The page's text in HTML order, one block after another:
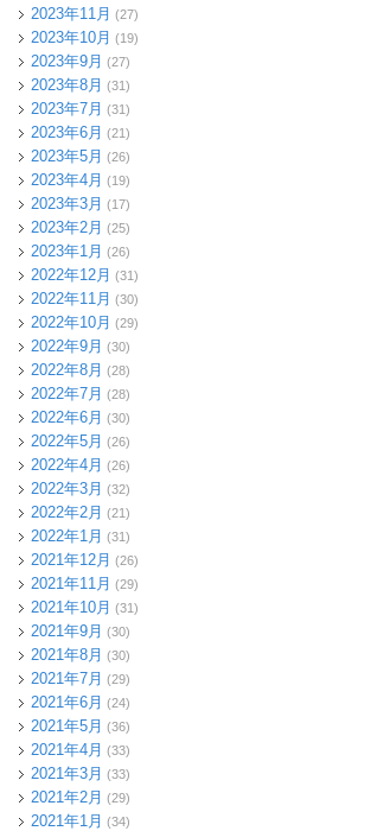
2023年11月 (27)
2023年10月 (19)
2023年9月 (27)
2023年8月 (31)
2023年7月 (31)
2023年6月 (21)
2023年5月 (26)
2023年4月 (19)
2023年3月 (17)
2023年2月 (25)
2023年1月 (26)
2022年12月 (31)
2022年11月 (30)
2022年10月 (29)
2022年9月 (30)
2022年8月 (28)
2022年7月 (28)
2022年6月 (30)
2022年5月 (26)
2022年4月 (26)
2022年3月 (32)
2022年2月 (21)
2022年1月 (31)
2021年12月 (26)
2021年11月 (29)
2021年10月 (31)
2021年9月 (30)
2021年8月 (30)
2021年7月 (29)
2021年6月 (24)
2021年5月 (36)
2021年4月 (33)
2021年3月 (33)
2021年2月 (29)
2021年1月 (34)